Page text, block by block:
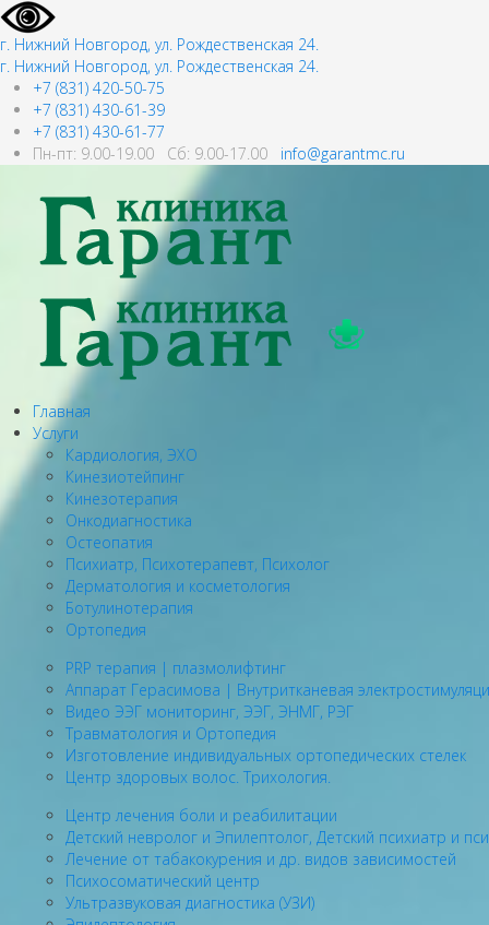
г. Нижний Новгород, ул. Рождественская 24.
г. Нижний Новгород, ул. Рождественская 24.
+7 (831) 420-50-75
+7 (831) 430-61-39
+7 (831) 430-61-77
Пн-пт: 9.00-19.00 Сб: 9.00-17.00 info@garantmc.ru
Главная
Услуги
Кардиология, ЭХО
Кинезиотейпинг
Кинезотерапия
Онкодиагностика
Остеопатия
Психиатр, Психотерапевт, Психолог
Дерматология и косметология
Ботулинотерапия
Ортопедия
PRP терапия | плазмолифтинг
Аппарат Герасимова | Внутритканевая
Видео ЭЭГ мониторинг, ЭЭГ, ЭНМГ, РЭГ
Травматология и Ортопедия
Изготовление индивидуальных ортопедических стелек
Центр здоровых волос. Трихология.
Центр лечения боли и реабилитации
Детский невролог и Эпилептолог, Детский психиатр и
Лечение от табакокурения и др. видов зависимостей
Психосоматический центр
Ультразвуковая диагностика (УЗИ)